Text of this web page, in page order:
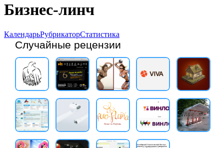
Бизнес-линч
КалендарьРубрикаторСтатистика
Случайные рецензии